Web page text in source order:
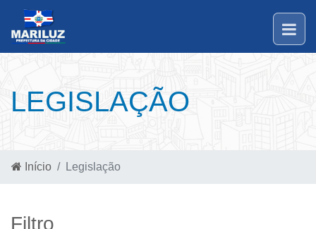
LEGISLAÇÃO
Início Legislação
Filtro